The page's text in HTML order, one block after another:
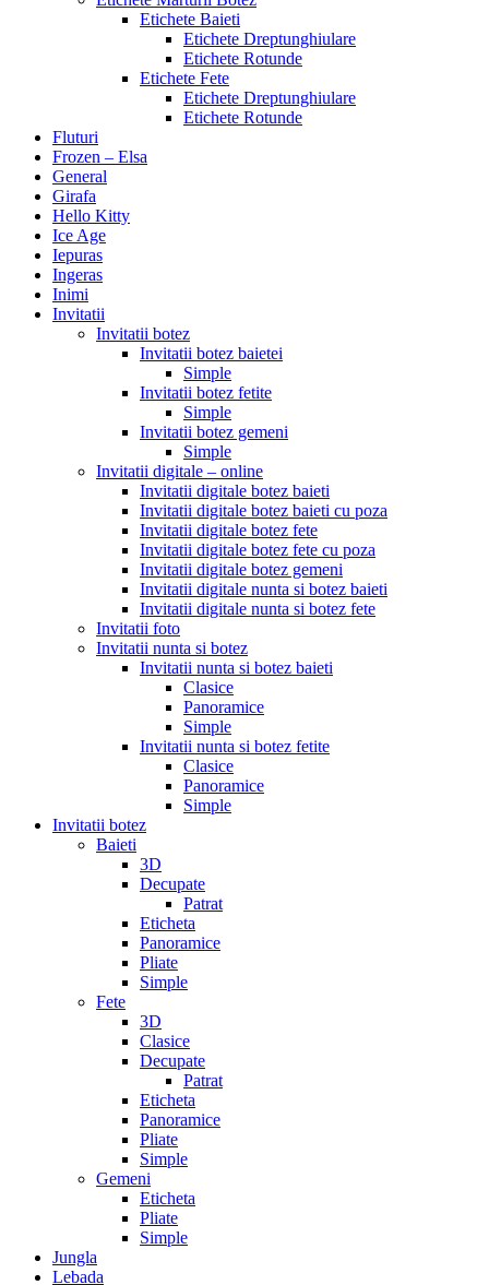
Etichete Baieti
Etichete Dreptunghiulare
Etichete Rotunde
Etichete Fete
Etichete Dreptunghiulare
Etichete Rotunde
Fluturi
Frozen – Elsa
General
Girafa
Hello Kitty
Ice Age
Iepuras
Ingeras
Inimi
Invitatii
Invitatii botez
Invitatii botez baietei
Simple
Invitatii botez fetite
Simple
Invitatii botez gemeni
Simple
Invitatii digitale – online
Invitatii digitale botez baieti
Invitatii digitale botez baieti cu poza
Invitatii digitale botez fete
Invitatii digitale botez fete cu poza
Invitatii digitale botez gemeni
Invitatii digitale nunta si botez baieti
Invitatii digitale nunta si botez fete
Invitatii foto
Invitatii nunta si botez
Invitatii nunta si botez baieti
Clasice
Panoramice
Simple
Invitatii nunta si botez fetite
Clasice
Panoramice
Simple
Invitatii botez
Baieti
3D
Decupate
Patrat
Eticheta
Panoramice
Pliate
Simple
Fete
3D
Clasice
Decupate
Patrat
Eticheta
Panoramice
Pliate
Simple
Gemeni
Eticheta
Pliate
Simple
Jungla
Lebada